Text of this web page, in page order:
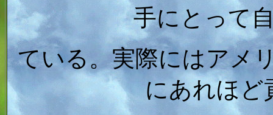
手にとって
ている。実際にはアメ
にあれほど